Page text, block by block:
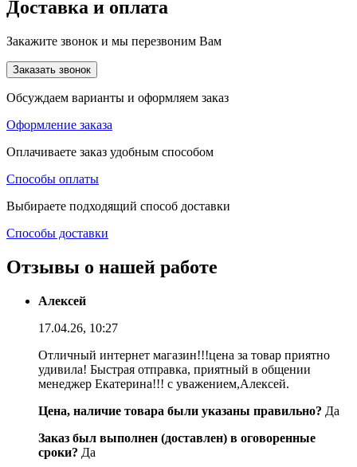
Доставка и оплата
Закажите звонок и мы перезвоним Вам
Заказать звонок
Обсуждаем варианты и оформляем заказ
Оформление заказа
Оплачиваете заказ удобным способом
Способы оплаты
Выбираете подходящий способ доставки
Способы доставки
Отзывы о нашей работе
Алексей
17.04.26, 10:27
Отличный интернет магазин!!!цена за товар приятно
удивила! Быстрая отправка, приятный в общении
менеджер Екатерина!!! с уважением,Алексей.
Цена, наличие товара были указаны правильно? Да
Заказ был выполнен (доставлен) в оговоренные
сроки? Да